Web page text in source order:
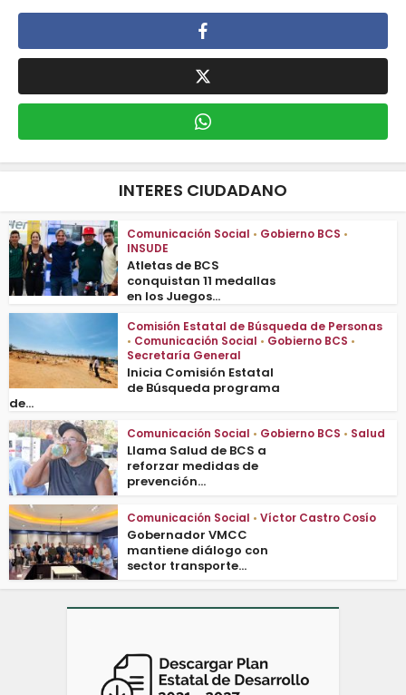
INTERES CIUDADANO
Comunicación Social • Gobierno BCS •
INSUDE
Atletas de BCS
conquistan 11 medallas
en los Juegos...
Comisión Estatal de Búsqueda de Personas
• Comunicación Social • Gobierno BCS •
Secretaría General
Inicia Comisión Estatal
de Búsqueda programa
de...
Comunicación Social • Gobierno BCS • Salud
Llama Salud de BCS a
reforzar medidas de
prevención...
Comunicación Social • Víctor Castro Cosío
Gobernador VMCC
mantiene diálogo con
sector transporte...